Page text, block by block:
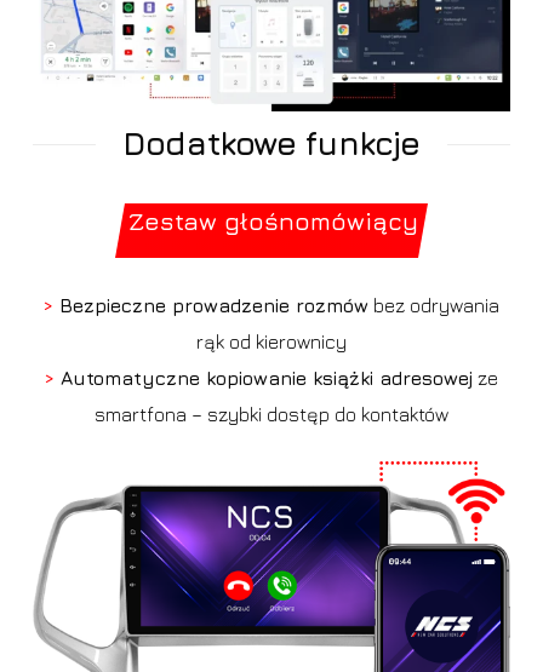
Dodatkowe funkcje
Zestaw głośnomówiący
> Bezpieczne prowadzenie rozmów bez odrywania
rąk od kierownicy
>Automatyczne kopiowanie książki adresowej ze
smartfona – szybki dostęp do kontaktów